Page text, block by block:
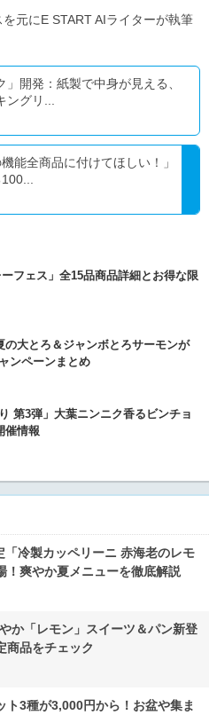
元にE START AIライターが執筆
」開発：紙製で中身が見える、
グリ...
能全商品に付けてほしい！」
フェス」全15品商品詳細とお得な限
の大とろ＆ジャンボとろサーモンが
ンペーンまとめ
第3弾」大葉ニンニク香るビンチョ
催情報
「冷製カッペリーニ 赤海老のレモ
！爽やか夏メニューを徹底解説
か「レモン」スイーツ＆パン新登
商品をチェック
ト3種が3,000円から！お盆や集ま